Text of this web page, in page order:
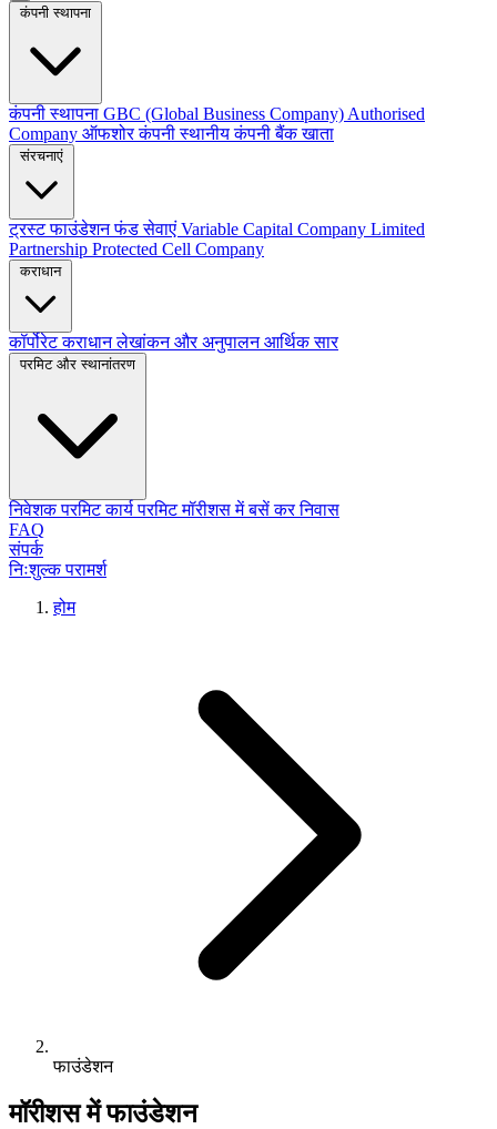
कंपनी स्थापना GBC (Global Business Company) Authorised
Company ऑफशोर कंपनीस्थानीय कंपनीबैंक खाता
ट्रस्टफाउंडेशनफंड सेवाएं Variable Capital Company Limited
Partnership Protected Cell Company
कराधान
कॉर्पोरेट कराधानलेखांकन और अनुपालनआर्थिक सार
निवेशक परमिटकार्य परमिटमॉरीशस में बसेंकर निवास
FAQ
संपर्क
निःशुल्क परामर्श
होम
फाउंडेशन
मॉरीशस में फाउंडेशन